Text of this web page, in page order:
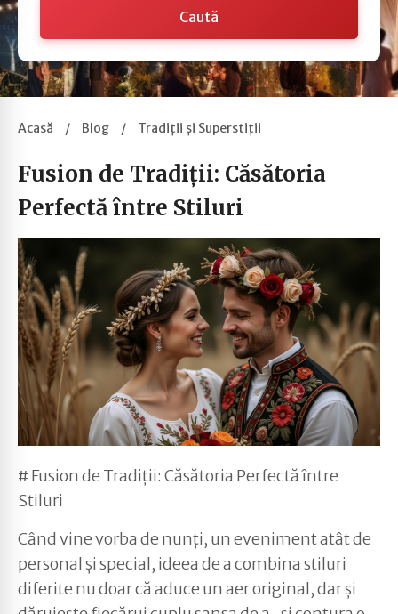
Caută
Acasă / Blog / Tradiții și Superstiții
Fusion de Tradiții: Căsătoria
Perfectă între Stiluri
# Fusion de Tradiții: Căsătoria Perfectă între
Stiluri
Când vine vorba de nunți, un eveniment atât de
personal și special, ideea de a combina stiluri
diferite nu doar că aduce un aer original, dar și